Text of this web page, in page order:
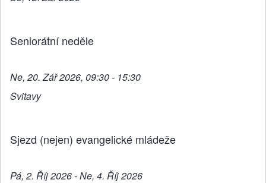
Seniorátní neděle
Ne, 20. Zář 2026, 09:30 - 15:30
Svitavy
Sjezd (nejen) evangelické mládeže
Pá, 2. Říj 2026 - Ne, 4. Říj 2026